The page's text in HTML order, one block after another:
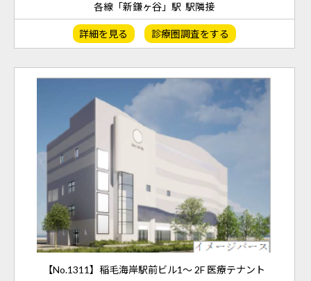
各線「新鎌ヶ谷」駅 駅隣接
詳細を見る 診療圏調査をする
【No.1311】稲毛海岸駅前ビル1～ 2F 医療テナント